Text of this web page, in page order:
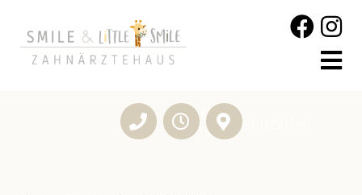
jetzt
anrufenSprechzeiten